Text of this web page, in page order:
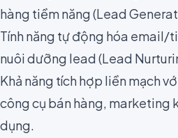
hàng tiềm năng (Lead
Tính năng tự động hóa email/
nuôi dưỡng lead (Lead
Khả năng tích hợp liền mạch
công cụ bán hàng, marketing
dụng.